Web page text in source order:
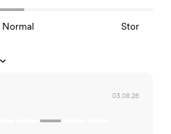
Normal Stor
03.08.26